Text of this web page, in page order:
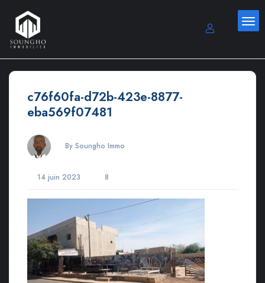
c76f60fa-d72b-423e-8877-
eba569f07481
By Soungho Immo
14 juin 2023 8